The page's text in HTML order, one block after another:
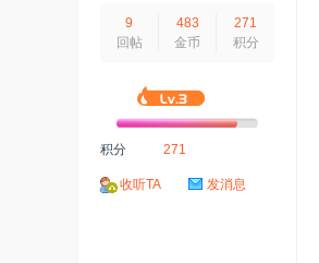
9
回帖
483
金币
271
积分
积分 271
收听TA 发消息